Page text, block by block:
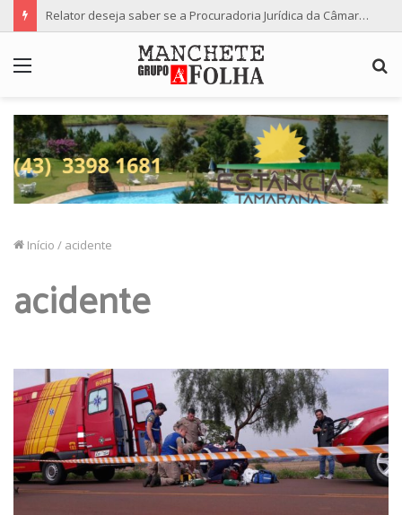
Relator deseja saber se a Procuradoria Jurídica da Câmara de Maringá deu orientação institucional ao denunciante
Início / acidente
acidente